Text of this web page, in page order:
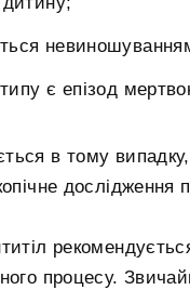
типу є епізод
в тому
дослідження
процесу.